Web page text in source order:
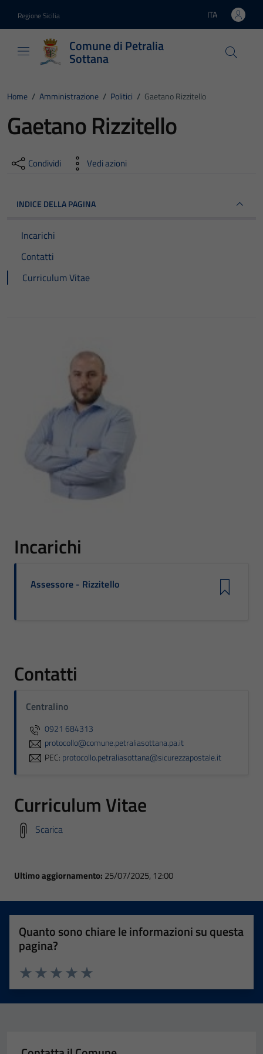
Regione Sicilia Lingua attiva:
ITA
Comune di Petralia
Sottana
Home / Amministrazione / Politici / Gaetano Rizzitello
Gaetano Rizzitello
Condividi Vedi azioni
INDICE DELLA PAGINA
Incarichi
Contatti
Curriculum Vitae
Incarichi
Assessore - Rizzitello
Contatti
Centralino
0921 684313
protocollo@comune.petraliasottana.pa.it
PEC: protocollo.petraliasottana@sicurezzapostale.it
Curriculum Vitae
Scarica
Ultimo aggiornamento: 25/07/2025, 12:00
Quanto sono chiare le informazioni su questa
pagina?
Valuta 5 stelle su 5
Valuta 4 stelle su 5
Valuta 3 stelle su 5
Valuta 2 stelle su 5
Valuta 1 stelle su 5